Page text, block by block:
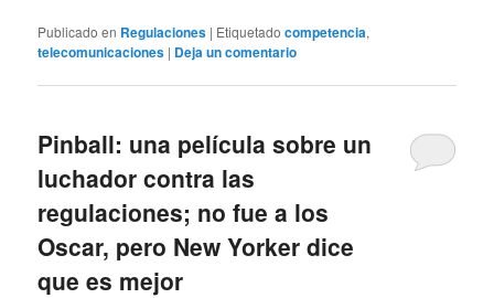
Publicado en Regulaciones | Etiquetado competencia,
telecomunicaciones | Deja un comentario
Pinball: una película sobre un
luchador contra las
regulaciones; no fue a los
Oscar, pero New Yorker dice
que es mejor